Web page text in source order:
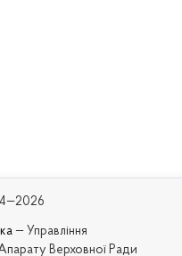
— Управління
Верховної Ради